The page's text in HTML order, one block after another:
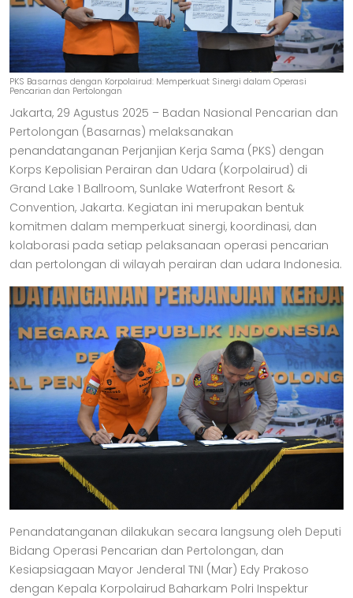
PKS Basarnas dengan Korpolairud: Memperkuat Sinergi dalam Operasi
Pencarian dan Pertolongan
Jakarta, 29 Agustus 2025 – Badan Nasional Pencarian dan
Pertolongan (Basarnas) melaksanakan
penandatanganan Perjanjian Kerja Sama (PKS) dengan
Korps Kepolisian Perairan dan Udara (Korpolairud) di
Grand Lake 1 Ballroom, Sunlake Waterfront Resort &
Convention, Jakarta. Kegiatan ini merupakan bentuk
komitmen dalam memperkuat sinergi, koordinasi, dan
kolaborasi pada setiap pelaksanaan operasi pencarian
dan pertolongan di wilayah perairan dan udara Indonesia.
Penandatanganan dilakukan secara langsung oleh Deputi
Bidang Operasi Pencarian dan Pertolongan, dan
Kesiapsiagaan Mayor Jenderal TNI (Mar) Edy Prakoso
dengan Kepala Korpolairud Baharkam Polri Inspektur